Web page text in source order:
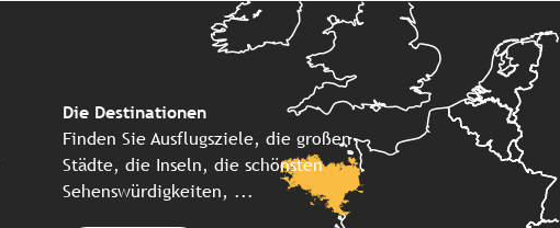
Die Destinationen
Finden Sie Ausflugsziele, die großen
Städte, die Inseln, die schönsten
Sehenswürdigkeiten, ...